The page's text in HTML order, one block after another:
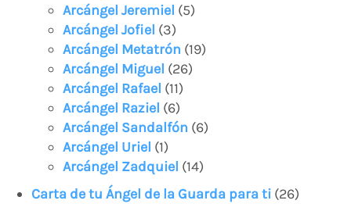
Arcángel Jeremiel (5)
Arcángel Jofiel (3)
Arcángel Metatrón (19)
Arcángel Miguel (26)
Arcángel Rafael (11)
Arcángel Raziel (6)
Arcángel Sandalfón (6)
Arcángel Uriel (1)
Arcángel Zadquiel (14)
Carta de tu Ángel de la Guarda para ti (26)